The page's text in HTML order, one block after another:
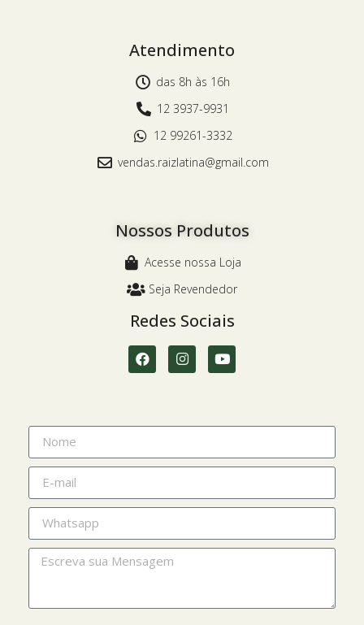
Atendimento
das 8h às 16h
12 3937-9931
12 99261-3332
vendas.raizlatina@gmail.com
Nossos Produtos
Acesse nossa Loja
Seja Revendedor
Redes Sociais